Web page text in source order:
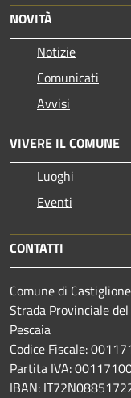
NOVITÀ
Notizie
Comunicati
Avvisi
VIVERE IL COMUNE
Luoghi
Eventi
CONTATTI
Comune di
Strada Provinciale
Pescaia
Codice Fiscale:
Partita IVA:
IBAN: